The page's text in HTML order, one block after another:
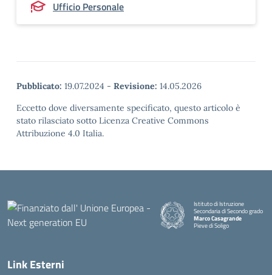
Ufficio Personale
Pubblicato: 19.07.2024 - Revisione: 14.05.2026
Eccetto dove diversamente specificato, questo articolo è
stato rilasciato sotto Licenza Creative Commons
Attribuzione 4.0 Italia.
Istituto di Istruzione
Secondaria di Secondo grado
Marco Casagrande
Pieve di Soligo
Link Esterni